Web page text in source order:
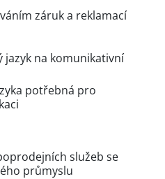
záruk a reklamací
jazyk na komunikativní
potřebná pro
služeb se
průmyslu